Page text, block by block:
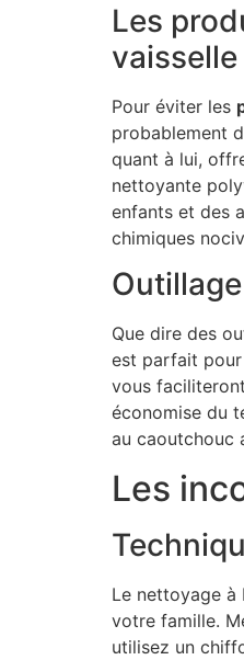
Les
vaisselle
Pour éviter les
probablement
quant à lui,
nettoyante
enfants et des
chimiques
Que dire des
est parfait pour
vous
économise du
au caoutchouc
Les
Le nettoyage à
votre famille.
utilisez un